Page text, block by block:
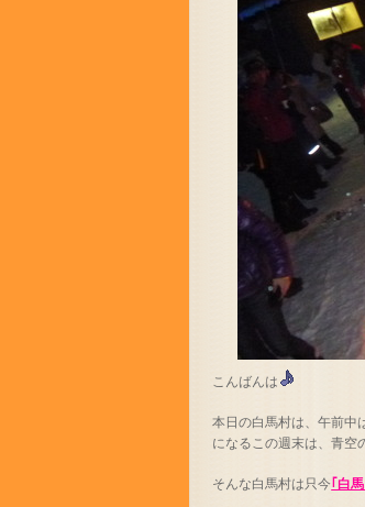
こんばんは
本日の白馬村は、午前中
になるこの週末は、青空
そんな白馬村は只今｢白